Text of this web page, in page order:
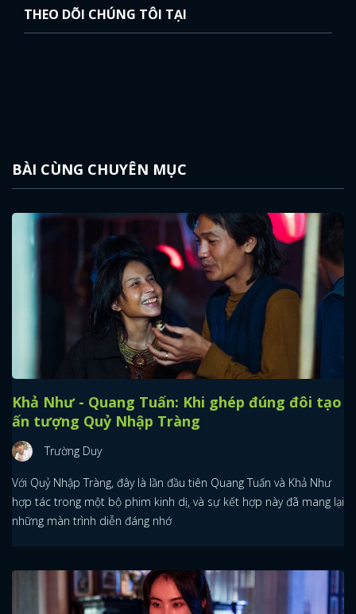
THEO DÕI CHÚNG TÔI TẠI
BÀI CÙNG CHUYÊN MỤC
Khả Như - Quang Tuấn: Khi ghép đúng đôi tạo
ấn tượng Quỷ Nhập Tràng
Trường Duy
Với Quỷ Nhập Tràng, đây là lần đầu tiên Quang Tuấn và Khả Như
hợp tác trong một bộ phim kinh dị, và sự kết hợp này đã mang lại
những màn trình diễn đáng nhớ